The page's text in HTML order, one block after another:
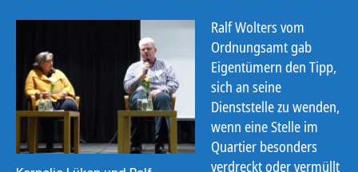
Ralf Wolters vom
Ordnungsamt gab
Eigentümern den Tipp,
sich an seine
Dienststelle zu wenden,
wenn eine Stelle im
Quartier besonders
verdreckt oder vermüllt